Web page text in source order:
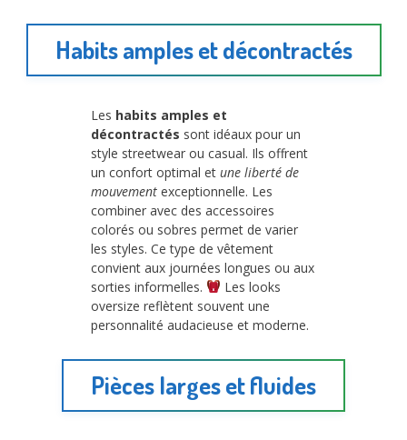
Habits amples et décontractés
Les habits amples et
décontractés sont idéaux pour un
style streetwear ou casual. Ils offrent
un confort optimal et une liberté de
mouvement exceptionnelle. Les
combiner avec des accessoires
colorés ou sobres permet de varier
les styles. Ce type de vêtement
convient aux journées longues ou aux
sorties informelles.
Les looks
oversize reflètent souvent une
personnalité audacieuse et moderne.
Pièces larges et fluides